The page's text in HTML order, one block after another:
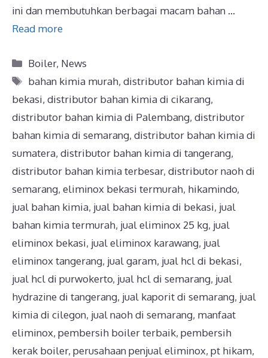
ini dan membutuhkan berbagai macam bahan …
Read more
Boiler, News
bahan kimia murah,distributor bahan kimia di
bekasi, distributor bahan kimia di cikarang,
distributor bahan kimia di Palembang, distributor
bahan kimia di semarang, distributor bahan kimia di
sumatera, distributor bahan kimia di tangerang,
distributor bahan kimia terbesar, distributor naoh di
semarang, eliminox bekasi termurah, hikamindo,
jual bahan kimia, jual bahan kimia di bekasi, jual
bahan kimia termurah, jual eliminox 25 kg, jual
eliminox bekasi, jual eliminox karawang, jual
eliminox tangerang, jual garam, jual hcl di bekasi,
jual hcl di purwokerto, jual hcl di semarang, jual
hydrazine di tangerang, jual kaporit di semarang, jual
kimia di cilegon, jual naoh di semarang, manfaat
eliminox, pembersih boiler terbaik, pembersih
kerak boiler, perusahaan penjual eliminox, pt hikam,